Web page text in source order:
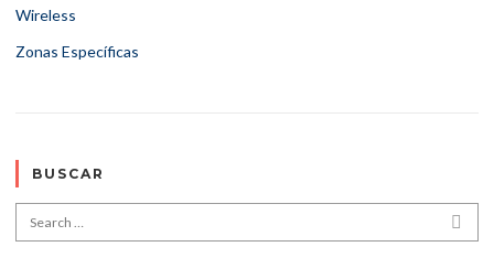
Wireless
Zonas Específicas
BUSCAR
Search for: